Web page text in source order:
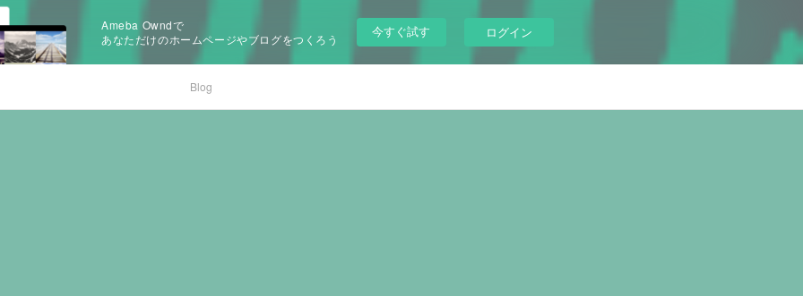
Ameba Owndで
あなただけのホームページやブログをつくろう
今すぐ試す ログイン
Blog